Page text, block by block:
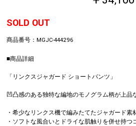
SOLD OUT
商品番号：MGJC-444296
■商品詳細
「リンクスジャガード ショートパンツ」
凹凸感のある独特な編地のモノグラム柄が上品
・希少なリンクス機で編みたてたジャガード素
・ソフトな風合いとドライな肌触りを併せ持つ